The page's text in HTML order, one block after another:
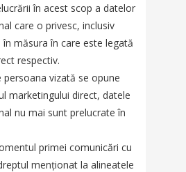
în acest scop a datelor
care o privesc, inclusiv
măsura în care este legată
respectiv.
persoana vizată se opune
marketingului direct, datele
nu mai sunt prelucrate în
primei comunicări cu
menționat la alineatele